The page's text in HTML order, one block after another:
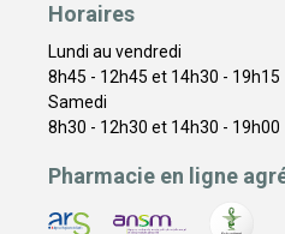
Horaires
Lundi au vendredi
8h45 - 12h45 et 14h30 - 19h15
Samedi
8h30 - 12h30 et 14h30 - 19h00
Pharmacie en ligne